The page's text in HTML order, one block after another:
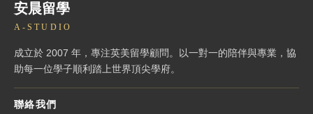
安晨留學
A-STUDIO
成立於 2007 年，專注英美留學顧問。以一對一的陪伴與專業，協
助每一位學子順利踏上世界頂尖學府。
聯絡我們